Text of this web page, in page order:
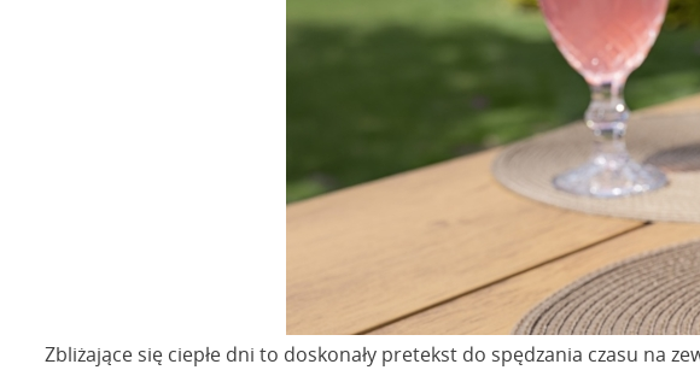
Zbliżające się ciepłe dni to doskonały pretekst do spędzania czasu na